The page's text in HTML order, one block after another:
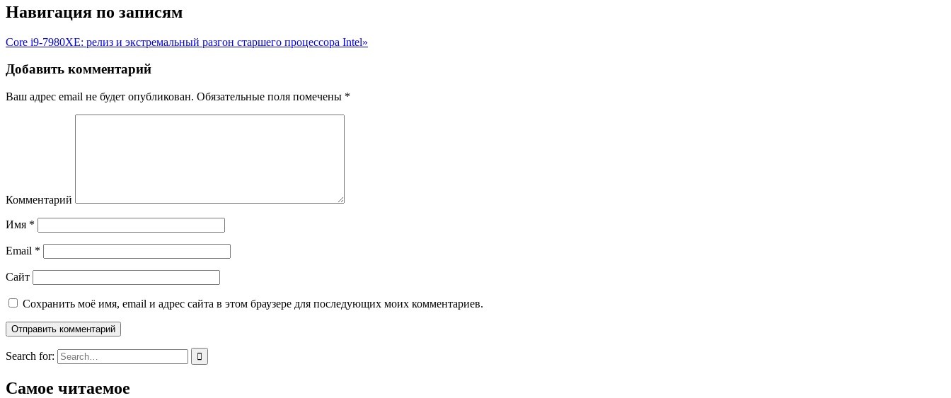
Навигация по записям
Core i9-7980XE: релиз и экстремальный разгон старшего процессора Intel»
Добавить комментарий
Ваш адрес email не будет опубликован. Обязательные поля помечены *
Комментарий
Имя *
Email *
Сайт
Сохранить моё имя, email и адрес сайта в этом браузере для последующих моих комментариев.
Search for:
Самое читаемое